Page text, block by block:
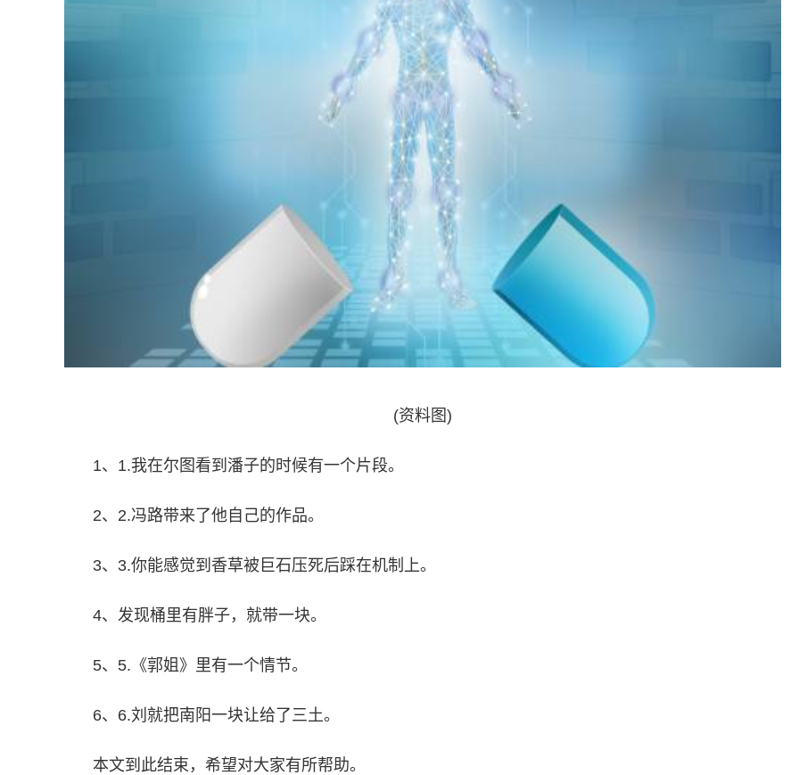
(资料图)
1、1.我在尔图看到潘子的时候有一个片段。
2、2.冯路带来了他自己的作品。
3、3.你能感觉到香草被巨石压死后踩在机制上。
4、发现桶里有胖子，就带一块。
5、5.《郭姐》里有一个情节。
6、6.刘就把南阳一块让给了三土。
本文到此结束，希望对大家有所帮助。